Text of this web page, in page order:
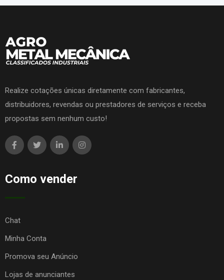
Realize cotações únicas diretamente com fabricantes,
distribuidores, revendas ou prestadores de serviços e receba
propostas sem nenhum custo!
Como vender
Chat
Minha Conta
Promova seu Anúncio
Lojas de anunciantes